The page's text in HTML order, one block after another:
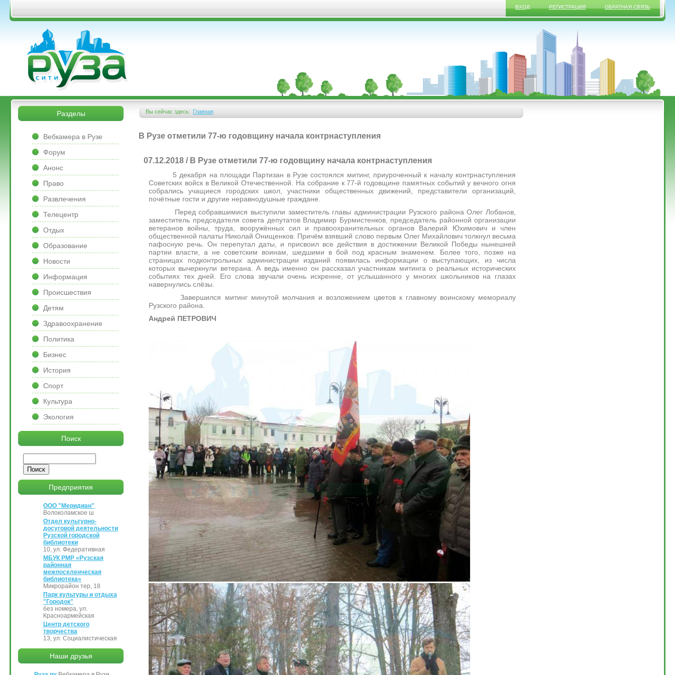
Перейти к основному содержанию ВХОД РЕГИСТРАЦИЯ ОБРАТНАЯ СВЯЗЬ
&bsps;
&bsps;
Вы сейчас здесь:
Вы здесь
Главная
В Рузе отметили 77-ю годовщину начала контрнаступления
07.12.2018 / В Рузе отметили 77-ю годовщину начала контрнаступления
5 декабря на площади Партизан в Рузе состоялся митинг, приуроченный к началу контрнаступления
Советских войск в Великой Отечественной. На собрание к 77-й годовщине памятных событий у вечного огня
собрались учащиеся городских школ, участники общественных движений, представители организаций,
почётные гости и другие неравнодушные граждане.
Перед собравшимися выступили заместитель главы администрации Рузского района Олег Лобанов,
заместитель председателя совета депутатов Владимир Бурмистенков, председатель районной организации
ветеранов войны, труда, вооружённых сил и правоохранительных органов Валерий Юхимович и член
общественной палаты Николай Онищенков. Причём взявший слово первым Олег Михайлович толкнул весьма
пафосную речь. Он перепутал даты, и присвоил все действия в достижении Великой Победы нынешней
партии власти, а не советским воинам, шедшими в бой под красным знаменем. Более того, позже на
страницах подконтрольных администрации изданий появилась информации о выступающих, из числа
которых вычеркнули ветерана. А ведь именно он рассказал участникам митинга о реальных исторических
событиях тех дней. Его слова звучали очень искренне, от услышанного у многих школьников на глазах
навернулись слёзы.
Завершился митинг минутой молчания и возложением цветов к главному воинскому мемориалу
Рузского района.
Андрей ПЕТРОВИЧ
Разделы
Вебкамера в Рузе
Форум
Анонс
Право
Развлечения
Телецентр
Отдых
Образование
Новости
Информация
Происшествия
Детям
Здравоохранение
Политика
Бизнес
История
Спорт
Культура
Экология
Поиск
Предприятия
ООО "Меридиан"
Волоколамское ш
Отдел культурно-
досуговой деятельности
Рузской городской
библиотеки
10, ул. Федеративная
МБУК РМР «Рузская
районная
межпоселенческая
библиотека»
Микрорайон тер, 18
Парк культуры и отдыха
"Городок"
без номера, ул.
Красноармейская
Центр детского
творчества
13, ул. Социалистическая
Наши друзья